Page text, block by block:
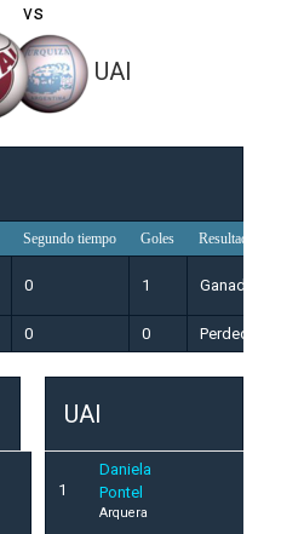
vs
UAI
Segundo tiempo Goles Resultado
0 1 Ganador
0 0 Perdedor
UAI
1
Daniela
Pontel
Arquera